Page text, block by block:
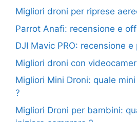
Migliori droni per riprese
Parrot Anafi: recensione e
DJI Mavic PRO: recensione e
Migliori droni con
Migliori Mini Droni: quale
?
Migliori Droni per bambini: